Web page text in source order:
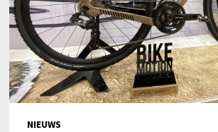
NIEUWS